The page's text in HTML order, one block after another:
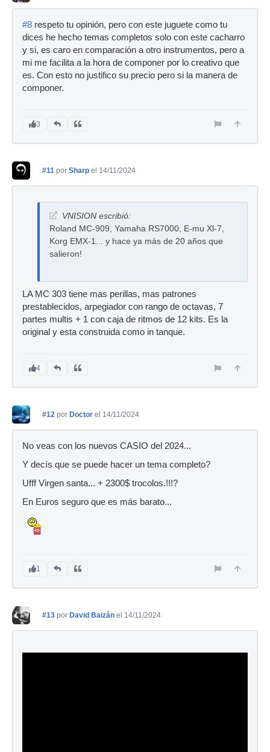
#8 respeto tu opinión, pero con este juguete como tu
dices he hecho temas completos solo con este cacharro
y si, es caro en comparación a otro instrumentos, pero a
mi me facilita a la hora de componer por lo creativo que
es. Con esto no justifico su precio pero si la manera de
componer.
3
#11 por Sharp el 14/11/2024
VNISION escribió:
Roland MC-909, Yamaha RS7000, E-mu Xl-7,
Korg EMX-1... y hace ya más de 20 años que
salieron!
LA MC 303 tiene mas perillas, mas patrones
prestablecidos, arpegiador con rango de octavas, 7
partes multis + 1 con caja de ritmos de 12 kits. Es la
original y esta construida como in tanque.
4
#12 por Doctor el 14/11/2024
No veas con los nuevos CASIO del 2024...
Y decís que se puede hacer un tema completo?
Ufff Virgen santa... + 2300$ trocolos.!!!?
En Euros seguro que es más barato...
1
#13 por David Baizán el 14/11/2024